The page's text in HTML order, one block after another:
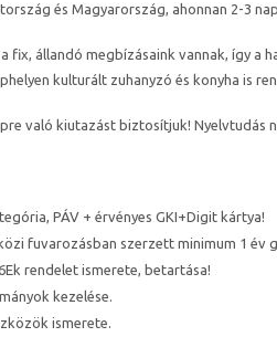
és Magyarország, ahonnan 2-3
fix, állandó megbízásaink vannak, így a
kulturált zuhanyzó és konyha is
való kiutazást biztosítjuk! Nyelvtudás
PÁV + érvényes GKI+Digit kártya!
fuvarozásban szerzett minimum 1 év
rendelet ismerete, betartása!
kezelése.
ismerete.